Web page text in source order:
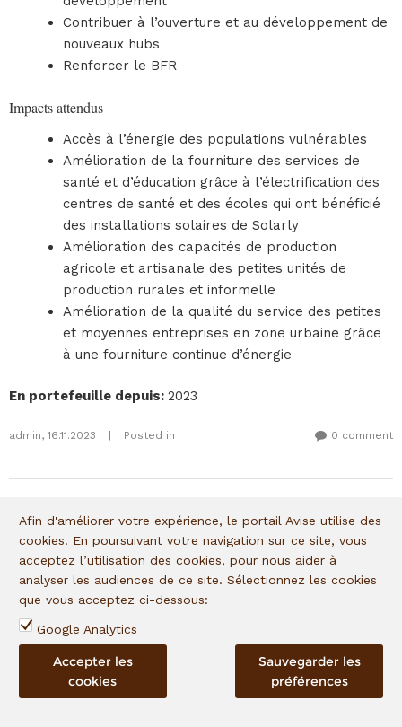
Contribuer à l’ouverture et au développement de
nouveaux hubs
Renforcer le BFR
Impacts attendus
Accès à l’énergie des populations vulnérables
Amélioration de la fourniture des services de
santé et d’éducation grâce à l’électrification des
centres de santé et des écoles qui ont bénéficié
des installations solaires de Solarly
Amélioration des capacités de production
agricole et artisanale des petites unités de
production rurales et informelle
Amélioration de la qualité du service des petites
et moyennes entreprises en zone urbaine grâce
à une fourniture continue d’énergie
En portefeuille depuis: 2023
admin, 16.11.2023 Posted in 0 comment
Lamana
Afin d'améliorer votre expérience, le portail Avise utilise des
cookies. En poursuivant votre navigation sur ce site, vous
acceptez l’utilisation des cookies, pour nous aider à
analyser les audiences de ce site. Sélectionnez les cookies
que vous acceptez ci-dessous:
Google Analytics
Sauvegarder les
préférences
Accepter les
cookies